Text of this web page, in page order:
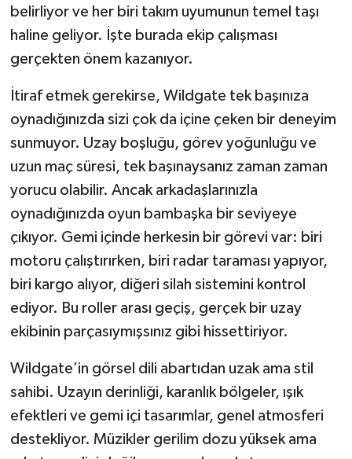
belirliyor ve her biri takım uyumunun temel taşı
haline geliyor. İşte burada ekip çalışması
gerçekten önem kazanıyor.
İtiraf etmek gerekirse, Wildgate tek başınıza
oynadığınızda sizi çok da içine çeken bir deneyim
sunmuyor. Uzay boşluğu, görev yoğunluğu ve
uzun maç süresi, tek başınaysanız zaman zaman
yorucu olabilir. Ancak arkadaşlarınızla
oynadığınızda oyun bambaşka bir seviyeye
çıkıyor. Gemi içinde herkesin bir görevi var: biri
motoru çalıştırırken, biri radar taraması yapıyor,
biri kargo alıyor, diğeri silah sistemini kontrol
ediyor. Bu roller arası geçiş, gerçek bir uzay
ekibinin parçasıymışsınız gibi hissettiriyor.
Wildgate’in görsel dili abartıdan uzak ama stil
sahibi. Uzayın derinliği, karanlık bölgeler, ışık
efektleri ve gemi içi tasarımlar, genel atmosferi
destekliyor. Müzikler gerilim dozu yüksek ama